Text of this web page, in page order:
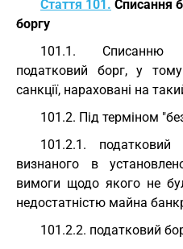
Стаття 101. Списання
боргу
101.1. Списанню
податковий борг, у
санкції, нараховані на
101.2. Під терміном
101.2.1. податковий
визнаного в
вимоги щодо якого не
недостатністю майна
101.2.2. податковий